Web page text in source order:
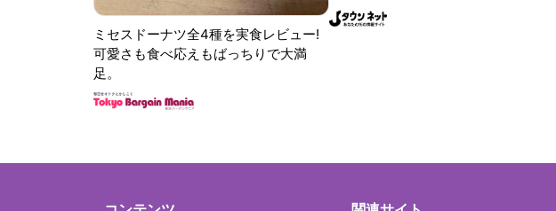
ミセスドーナツ全4種を実食レビュー!
可愛さも食べ応えもばっちりで大満
足。